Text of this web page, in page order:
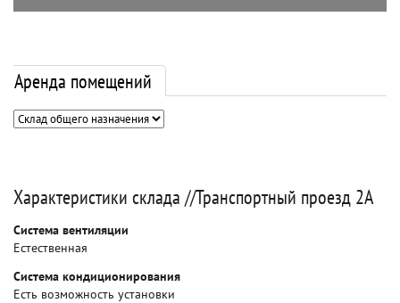
Аренда помещений
Характеристики склада //Транспортный проезд 2А
Система вентиляции
Естественная
Система кондиционирования
Есть возможность установки